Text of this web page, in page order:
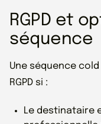
RGPD et
séquence
Une séquence
RGPD si :
Le destinataire